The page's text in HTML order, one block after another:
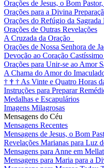
Orações de Jesus, o Bom
Orações para a Divina
Orações do Refúgio da Sagrada
Orações de Outras Revelações
A Cruzada da Oração
Orações de Nossa Senhora de
Devoção ao Coração Castíssimo
Orações para Unir-se ao Amor
A Chama do Amor do
† † † As Vinte e Quatro Horas
Instruções para Preparar
Medalhas e Escapulários
Imagens Milagrosas
Mensagens do Céu
Mensagens Recentes
Mensagens de Jesus, o Bom
Revelações Marianas para Luz
Mensagens para Anne em
Mensagens para Maria para a